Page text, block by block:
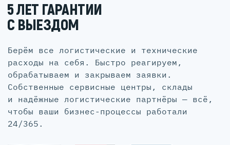
5 ЛЕТ ГАРАНТИИ
С ВЫЕЗДОМ
Берём все логистические и технические
расходы на себя. Быстро реагируем,
обрабатываем и закрываем заявки.
Собственные сервисные центры, склады
и надёжные логистические партнёры — всё,
чтобы ваши бизнес-процессы работали
24/365.